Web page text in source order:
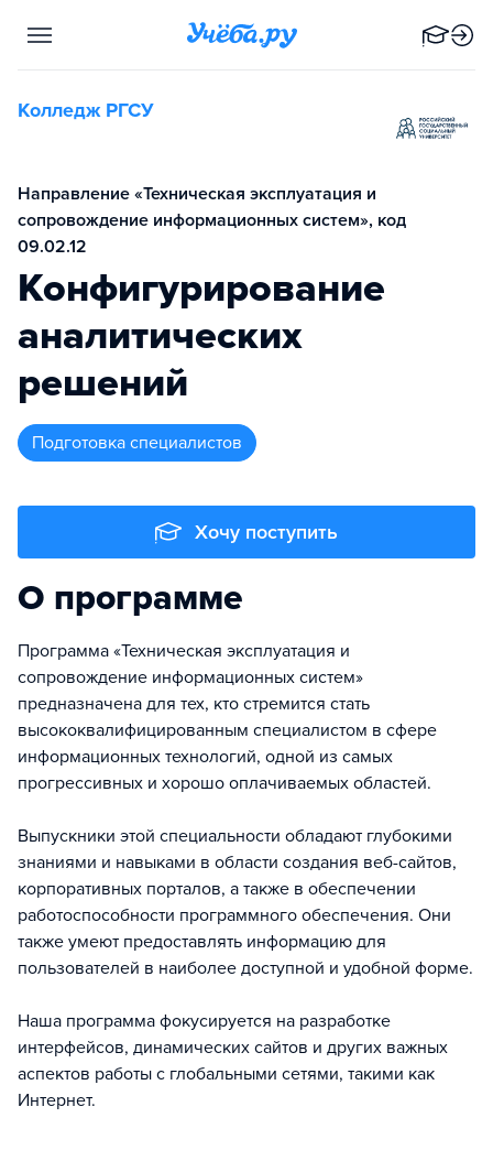
Колледж РГСУ
Направление «Техническая эксплуатация и
сопровождение информационных систем», код
09.02.12
Конфигурирование
аналитических
решений
подготовка специалистов
Хочу поступить
О программе
Программа «Техническая эксплуатация и
сопровождение информационных систем»
предназначена для тех, кто стремится стать
высококвалифицированным специалистом в сфере
информационных технологий, одной из самых
прогрессивных и хорошо оплачиваемых областей.
Выпускники этой специальности обладают глубокими
знаниями и навыками в области создания веб-сайтов,
корпоративных порталов, а также в обеспечении
работоспособности программного обеспечения. Они
также умеют предоставлять информацию для
пользователей в наиболее доступной и удобной форме.
Наша программа фокусируется на разработке
интерфейсов, динамических сайтов и других важных
аспектов работы с глобальными сетями, такими как
Интернет.